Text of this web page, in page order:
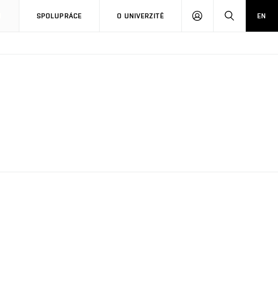
SPOLUPRÁCE O UNIVERZITĚ
PŘIHLÁSIT HLEDATEN